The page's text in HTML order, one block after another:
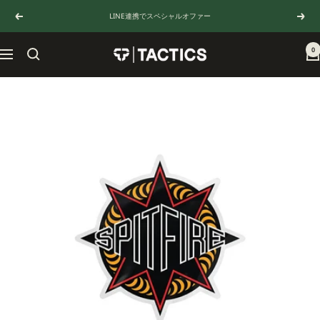
テ
ン
ツ
へ
戻
る
LINE連携でスペシャルオファー
次
へ
ナ
TACTICS
JAPAN
0